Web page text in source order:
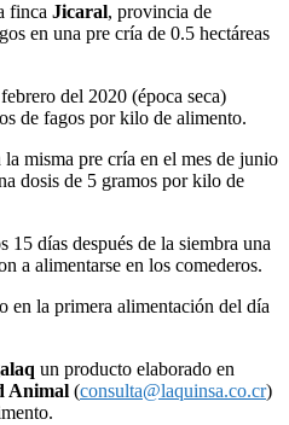
finca Jicaral, provincia de
en una pre cría de 0.5 hectáreas
del 2020 (época seca)
de fagos por kilo de alimento.
misma pre cría en el mes de junio
dosis de 5 gramos por kilo de
15 días después de la siembra una
a alimentarse en los comederos.
en la primera alimentación del día
un producto elaborado en
Animal (consulta@laquinsa.co.cr)